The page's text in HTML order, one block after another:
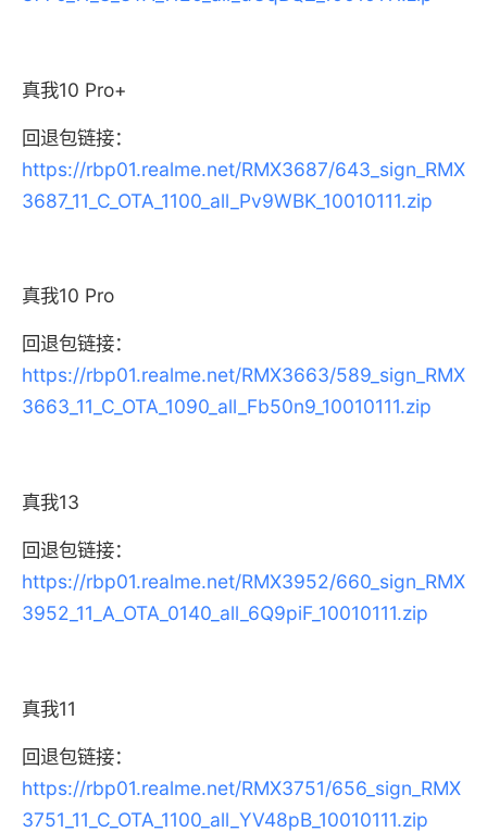
真我10 Pro+
回退包链接：
https://rbp01.realme.net/RMX3687/643_sign_RMX
3687_11_C_OTA_1100_all_Pv9WBK_10010111.zip
真我10 Pro
回退包链接：
https://rbp01.realme.net/RMX3663/589_sign_RMX
3663_11_C_OTA_1090_all_Fb50n9_10010111.zip
真我13
回退包链接：
https://rbp01.realme.net/RMX3952/660_sign_RMX
3952_11_A_OTA_0140_all_6Q9piF_10010111.zip
真我11
回退包链接：
https://rbp01.realme.net/RMX3751/656_sign_RMX
3751_11_C_OTA_1100_all_YV48pB_10010111.zip